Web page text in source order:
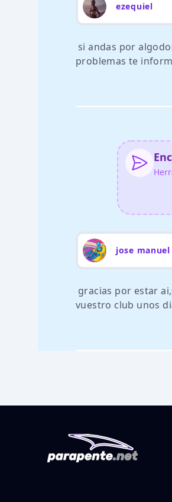
ezequiel
si andas por
problemas te
jose manuel
gracias por estar
vuestro club unos